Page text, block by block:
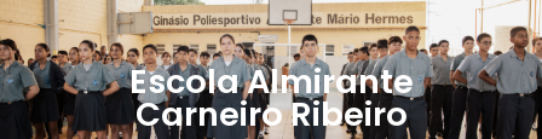
Escola Almirante
Carneiro Ribeiro